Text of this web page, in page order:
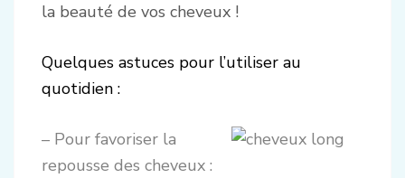
la beauté de vos cheveux !
Quelques astuces pour l’utiliser au
quotidien :
– Pour favoriser la
repousse des cheveux :